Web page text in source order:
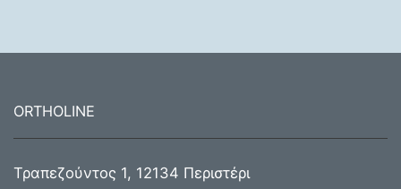
ORTHOLINE
Τραπεζούντος 1, 12134 Περιστέρι